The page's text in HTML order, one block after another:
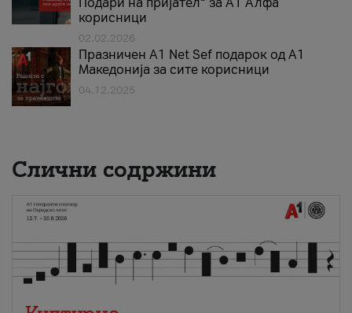
корисници
02.02.2026
Празничен A1 Net Sеf подарок од А1
Македонија за сите корисници
04.12.2025
Слични содржини